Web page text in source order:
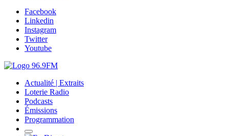
Facebook
Linkedin
Instagram
Twitter
Youtube
Actualité | Extraits
Loterie Radio
Podcasts
Émissions
Programmation